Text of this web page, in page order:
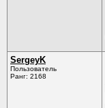
SergeyK
Пользователь
Ранг: 2168